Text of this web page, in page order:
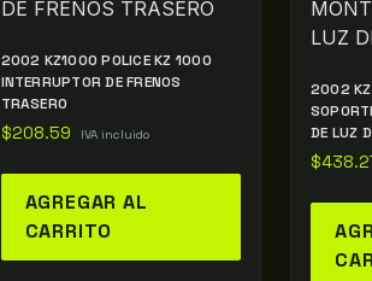
2002 KZ1000 POLICE KZ 1000
INTERRUPTOR DE FRENOS
TRASERO
$208.59 IVA incluido
AGREGAR AL
CARRITO
2002
DE LUZ
$